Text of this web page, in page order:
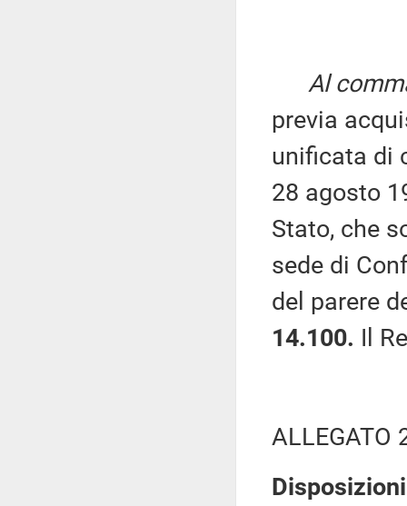
Al
previa
unificata di
28 agosto
Stato, che
sede di
del parere
14.100. Il
ALLEGATO